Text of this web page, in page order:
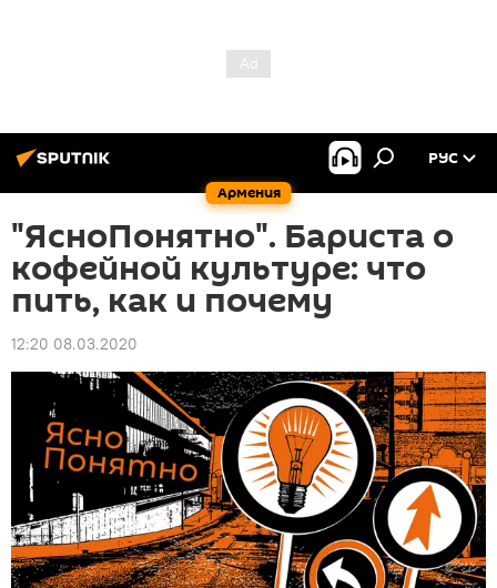
Армения
РУС
"ЯсноПонятно". Бариста о
кофейной культуре: что
пить, как и почему
12:20 08.03.2020